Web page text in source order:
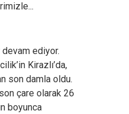
devam ediyor.
Kirazlı’da,
son damla oldu.
çare olarak 26
boyunca